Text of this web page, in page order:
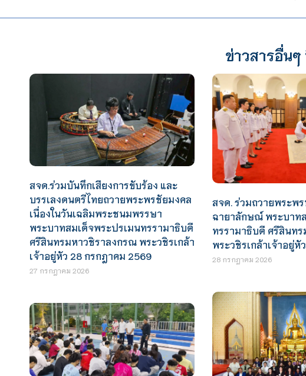
ข่าวสารอื่นๆ
สจด.ร่วมบันทึกเสียงการขับร้อง และ
บรรเลงดนตรีไทยถวายพระพรชัยมงคล
เนื่องในวันเฉลิมพระชนมพรรษา
พระบาทสมเด็จพระปรเมนทรรามาธิบดี
ศรีสินทรมหาวชิราลงกรณ พระวชิรเกล้า
เจ้าอยู่หัว 28 กรกฎาคม 2569
27 กรกฎาคม 2026
สจด. ร่วมถวายพระพ
ฉายาลักษณ์ พระบาท
ทรรามาธิบดี ศรีสินท
พระวชิรเกล้าเจ้าอยู่หัว
28 กรกฎาคม 2026